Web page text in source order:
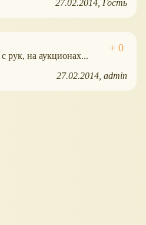
27.02.2014 Гость
рук, на аукционах...
27.02.2014 admin